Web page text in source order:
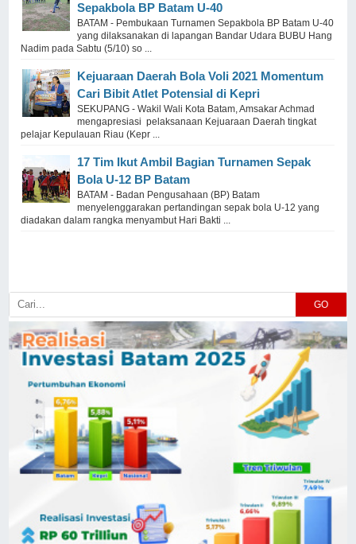
Sepakbola BP Batam U-40
BATAM - Pembukaan Turnamen Sepakbola BP Batam U-40
yang dilaksanakan di lapangan Bandar Udara BUBU Hang
Nadim pada Sabtu (5/10) so ...
Kejuaraan Daerah Bola Voli 2021 Momentum
Cari Bibit Atlet Potensial di Kepri
SEKUPANG - Wakil Wali Kota Batam, Amsakar Achmad
mengapresiasi pelaksanaan Kejuaraan Daerah tingkat
pelajar Kepulauan Riau (Kepr ...
17 Tim Ikut Ambil Bagian Turnamen Sepak
Bola U-12 BP Batam
BATAM - Badan Pengusahaan (BP) Batam
menyelenggarakan pertandingan sepak bola U-12 yang
diadakan dalam rangka menyambut Hari Bakti ...
GO